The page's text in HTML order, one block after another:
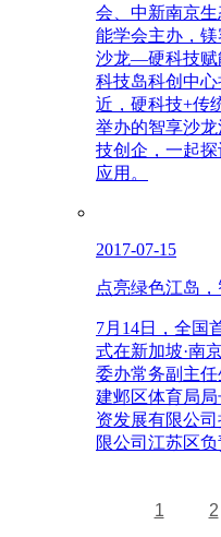
会、中新南京
能学会主办，
沙龙—硬科技赋
科技岛科创中
近，硬科技+传
举办的智享沙
技创企，一起
应用。
2017-07-15
点亮绿色江岛
7月14日，全国
式在新加坡·南
委办常务副主任
建邺区体育局
资发展有限公
限公司江苏区
1 2